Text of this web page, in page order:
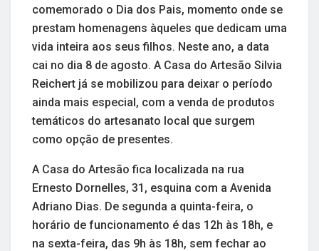
comemorado o Dia dos Pais, momento onde se
prestam homenagens àqueles que dedicam uma
vida inteira aos seus filhos. Neste ano, a data
cai no dia 8 de agosto. A Casa do Artesão Silvia
Reichert já se mobilizou para deixar o período
ainda mais especial, com a venda de produtos
temáticos do artesanato local que surgem
como opção de presentes.
A Casa do Artesão fica localizada na rua
Ernesto Dornelles, 31, esquina com a Avenida
Adriano Dias. De segunda a quinta-feira, o
horário de funcionamento é das 12h às 18h, e
na sexta-feira, das 9h às 18h, sem fechar ao